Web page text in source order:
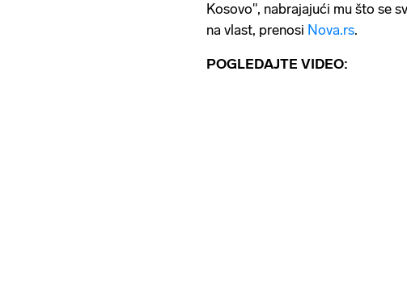
Kosovo", nabrajajući mu što se
na vlast, prenosi Nova.rs.
POGLEDAJTE VIDEO: